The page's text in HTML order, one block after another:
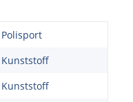
Polisport
Kunststoff
Kunststoff